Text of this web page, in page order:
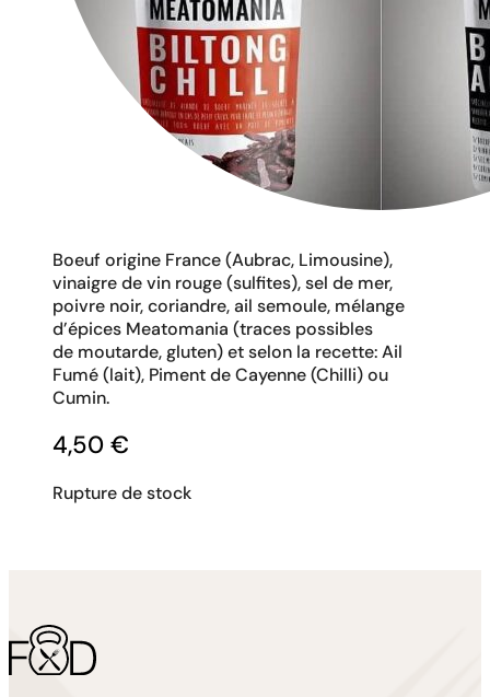
Boeuf origine France (Aubrac, Limousine),
vinaigre de vin rouge (sulfites), sel de mer,
poivre noir, coriandre, ail semoule, mélange
d’épices Meatomania (traces possibles
de moutarde, gluten) et selon la recette: Ail
Fumé (lait), Piment de Cayenne (Chilli) ou
Cumin.
4,50 €
Rupture de stock